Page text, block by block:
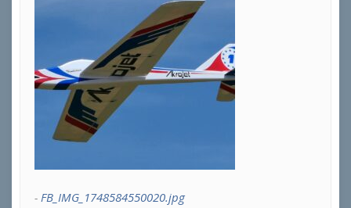
FB_IMG_1748584550020.jpg